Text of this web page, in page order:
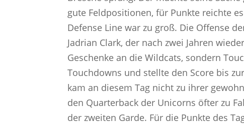
gute Feldpositionen, für Punkte reichte
Defense Line war zu groß. Die Offense
Jadrian Clark, der nach zwei Jahren
Geschenke an die Wildcats, sondern
Touchdowns und stellte den Score bis
kam an diesem Tag nicht zu ihrer
den Quarterback der Unicorns öfter zu
der zweiten Garde. Für die Punkte des